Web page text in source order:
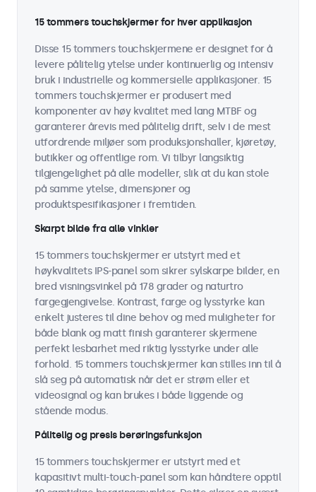
15 tommers touchskjermer for hver applikasjon
Disse 15 tommers touchskjermene er designet for å
levere pålitelig ytelse under kontinuerlig og intensiv
bruk i industrielle og kommersielle applikasjoner. 15
tommers touchskjermer er produsert med
komponenter av høy kvalitet med lang MTBF og
garanterer årevis med pålitelig drift, selv i de mest
utfordrende miljøer som produksjonshaller, kjøretøy,
butikker og offentlige rom. Vi tilbyr langsiktig
tilgjengelighet på alle modeller, slik at du kan stole
på samme ytelse, dimensjoner og
produktspesifikasjoner i fremtiden.
Skarpt bilde fra alle vinkler
15 tommers touchskjermer er utstyrt med et
høykvalitets IPS-panel som sikrer sylskarpe bilder, en
bred visningsvinkel på 178 grader og naturtro
fargegjengivelse. Kontrast, farge og lysstyrke kan
enkelt justeres til dine behov og med muligheter for
både blank og matt finish garanterer skjermene
perfekt lesbarhet med riktig lysstyrke under alle
forhold. 15 tommers touchskjermer kan stilles inn til å
slå seg på automatisk når det er strøm eller et
videosignal og kan brukes i både liggende og
stående modus.
Pålitelig og presis berøringsfunksjon
15 tommers touchskjermer er utstyrt med et
kapasitivt multi-touch-panel som kan håndtere opptil